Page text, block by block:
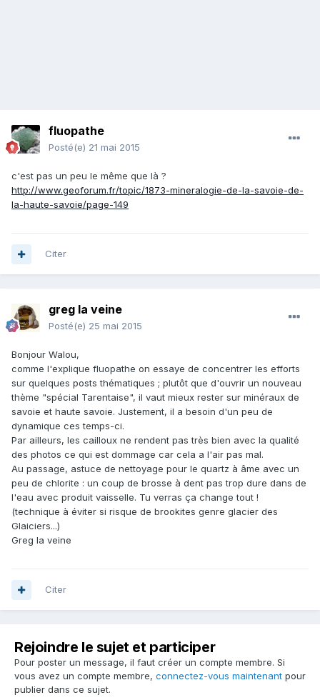
fluopathe
Posté(e) 21 mai 2015
c'est pas un peu le même que là ?
http://www.geoforum.fr/topic/1873-mineralogie-de-la-savoie-de-
la-haute-savoie/page-149
Citer
greg la veine
Posté(e) 25 mai 2015
Bonjour Walou,
comme l'explique fluopathe on essaye de concentrer les efforts
sur quelques posts thématiques ; plutôt que d'ouvrir un nouveau
thème "spécial Tarentaise", il vaut mieux rester sur minéraux de
savoie et haute savoie. Justement, il a besoin d'un peu de
dynamique ces temps-ci.
Par ailleurs, les cailloux ne rendent pas très bien avec la qualité
des photos ce qui est dommage car cela a l'air pas mal.
Au passage, astuce de nettoyage pour le quartz à âme avec un
peu de chlorite : un coup de brosse à dent pas trop dure dans de
l'eau avec produit vaisselle. Tu verras ça change tout !
(technique à éviter si risque de brookites genre glacier des
Glaiciers...)
Greg la veine
Citer
Rejoindre le sujet et participer
Pour poster un message, il faut créer un compte membre. Si
vous avez un compte membre, connectez-vous maintenant pour
publier dans ce sujet.